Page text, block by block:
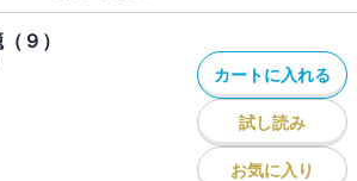
９）
カートに入れる
試し読み
お気に入り